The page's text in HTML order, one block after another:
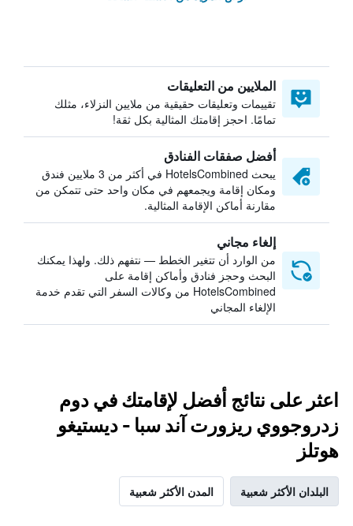
الملايين من التعليقات
تقييمات وتعليقات حقيقية من ملايين النزلاء، مثلك
تمامًا. احجز إقامتك المثالية بكل ثقة!
أفضل صفقات الفنادق
يبحث HotelsCombined في أكثر من 3 ملايين فندق
ومكان إقامة ويجمعهم في مكان واحد حتى تتمكن من
مقارنة أماكن الإقامة المثالية.
إلغاء مجاني
من الوارد أن تتغير الخطط — نتفهم ذلك. ولهذا يمكنك
البحث وحجز فنادق وأماكن إقامة على
HotelsCombined من وكالات السفر التي تقدم خدمة
الإلغاء المجاني
اعثر على نتائج أفضل لإقامتك في دوم
زدروجووي ريزورت آند سبا - ديستيغو
هوتلز
البلدان الأكثر شعبية المدن الأكثر شعبية